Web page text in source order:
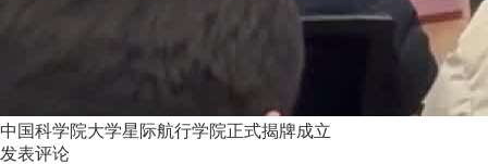
中国科学院大学星际航行学院正式揭牌成立
发表评论